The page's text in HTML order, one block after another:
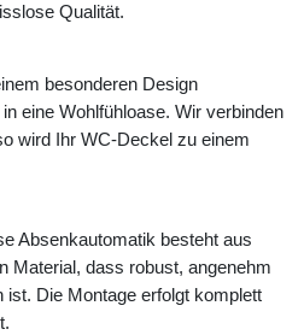
Qualität.
besonderen Design
eine Wohlfühloase. Wir verbinden
wird Ihr WC-Deckel zu einem
Absenkautomatik besteht aus
Material, dass robust, angenehm
ist. Die Montage erfolgt komplett